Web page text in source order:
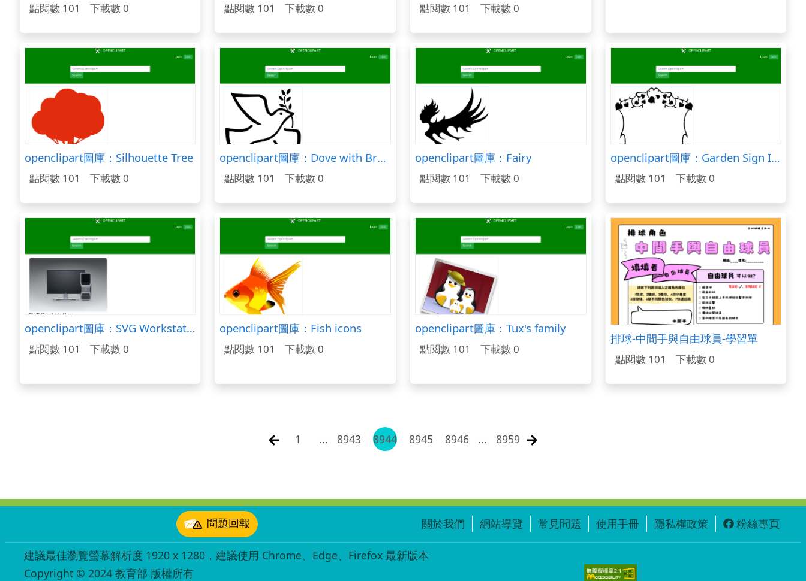
點閱數 101 下載數 0 點閱數 101 下載數 0 點閱數 101 下載數 0
openclipart圖庫：Silhouette Tree
點閱數 101 下載數 0
openclipart圖庫：Dove with Branch
點閱數 101 下載數 0
openclipart圖庫：Fairy
點閱數 101 下載數 0
openclipart圖庫：Garden Sign Ivy Border B&W
點閱數 101 下載數 0
openclipart圖庫：SVG Workstation
點閱數 101 下載數 0
openclipart圖庫：Fish icons
點閱數 101 下載數 0
openclipart圖庫：Tux's family
點閱數 101 下載數 0
排球-中間手與自由球員-學習單
點閱數 101 下載數 0
1 ... 8943 8944 8945 8946 ... 8959
問題回報 關於我們 網站導覽 常見問題 使用手冊 隱私權政策 粉絲專頁
建議最佳瀏覽螢幕解析度 1920 x 1280，建議使用 Chrome、Edge、Firefox 最新版本
Copyright © 2024 教育部 版權所有